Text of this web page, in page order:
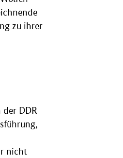
zu ihrer
DDR
nicht